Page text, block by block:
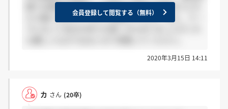
験では簡単な問題と、超簡単な計算を時間内でどれ
だけ解けるかというような感じでした。 また、テー
会員登録して閲覧する（無料）
2020年3月15日 14:11
カ さん (20卒)